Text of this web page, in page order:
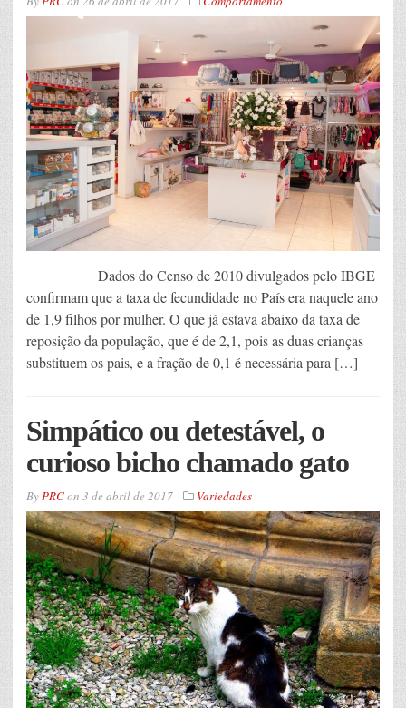
Dados do Censo de 2010 divulgados pelo IBGE
confirmam que a taxa de fecundidade no País era naquele ano
de 1,9 filhos por mulher. O que já estava abaixo da taxa de
reposição da população, que é de 2,1, pois as duas crianças
substituem os pais, e a fração de 0,1 é necessária para […]
Simpático ou detestável, o
curioso bicho chamado gato
ByPRCon 3 de abril de 2017 Variedades